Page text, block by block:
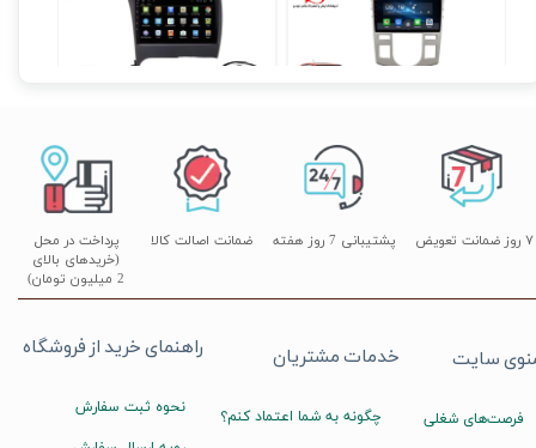
۱۲,۹۰۰,۰۰۰ تومان ۱۲,۹۰۰,۰۰۰ تومان
پشتیبانی 7 روز هفته
پرداخت در محل
(خریدهای بالای
2 میلیون تومان)
۷ روز ضمانت تعویض ضمانت اصالت کالا
راهنمای خرید از فروشگاه
نحوه ثبت سفارش
خدمات مشتریان
چگونه به شما اعتماد کنم؟
سایت
فرصت‌های شغلی